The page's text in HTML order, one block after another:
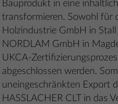
Bauprodukt in eine
transformieren. Sowohl für
Holzindustrie GmbH in Stall
NORDLAM GmbH in
UKCA-
abgeschlossen werden.
uneingeschränkten Export
HASSLACHER CLT in das